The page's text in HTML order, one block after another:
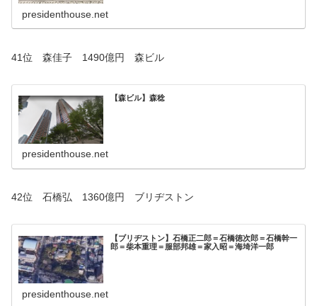
presidenthouse.net
41位 森佳子 1490億円 森ビル
【森ビル】森稔
presidenthouse.net
42位 石橋弘 1360億円 ブリヂストン
【ブリヂストン】石橋正二郎＝石橋徳次郎＝石橋幹一
郎＝柴本重理＝服部邦雄＝家入昭＝海埼洋一郎
presidenthouse.net